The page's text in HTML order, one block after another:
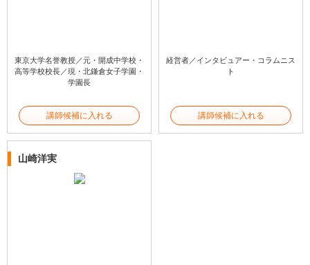
東京大学名誉教授／元・開成中学校・
高等学校校長／現・北鎌倉女子学園・
学園長
講師候補に入れる
経営者／インタビュアー・コラムニス
ト
講師候補に入れる
山崎洋実